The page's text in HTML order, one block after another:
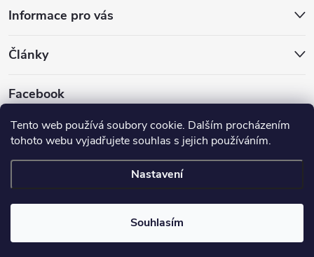
Tento web používá soubory cookie. Dalším procházením
tohoto webu vyjadřujete souhlas s jejich používáním.
Nastavení
Souhlasím
Informace pro vás
Články
Facebook
Copyright 2026Gryf shop. Všechna práva vyhrazena.